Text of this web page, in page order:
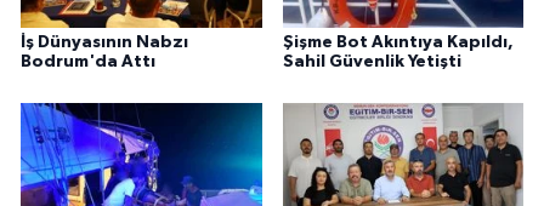
İş Dünyasının Nabzı
Bodrum'da Attı
Şişme Bot Akıntıya Kapıldı,
Sahil Güvenlik Yetişti